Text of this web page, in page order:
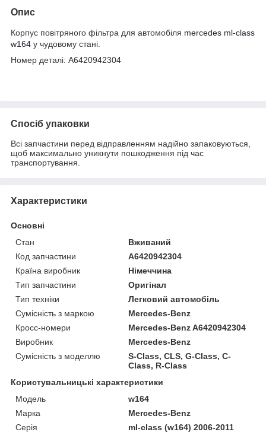
Опис
Корпус повітряного фільтра для автомобіля mercedes ml-class
w164 у чудовому стані.
Номер деталі: A6420942304
Спосіб упаковки
Всі запчастини перед відправленням надійно запаковуються,
щоб максимально уникнути пошкодження під час
транспортування.
Характеристики
Основні
Стан
Вживаний
Код запчастини
A6420942304
Країна виробник
Німеччина
Тип запчастини
Оригінал
Тип техніки
Легковий автомобіль
Сумісність з маркою
Mercedes-Benz
Кросс-номери
Mercedes-Benz A6420942304
Виробник
Mercedes-Benz
Сумісність з моделлю
S-Class, CLS, G-Class, C-
Class, R-Class
Користувальницькі характеристики
Модель
w164
Марка
Mercedes-Benz
Серія
ml-class (w164) 2006-2011